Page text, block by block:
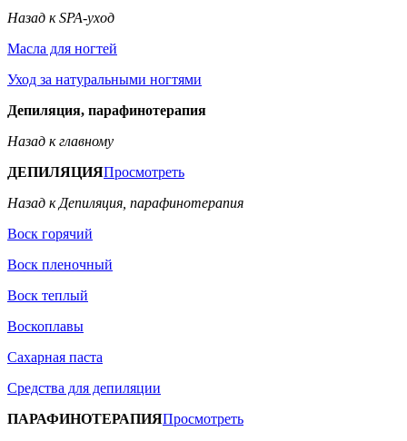
Назад к SPA-уход
Масла для ногтей
Уход за натуральными ногтями
Депиляция, парафинотерапия
Назад к главному
ДЕПИЛЯЦИЯПросмотреть
Назад к Депиляция, парафинотерапия
Воск горячий
Воск пленочный
Воск теплый
Воскоплавы
Сахарная паста
Средства для депиляции
ПАРАФИНОТЕРАПИЯПросмотреть